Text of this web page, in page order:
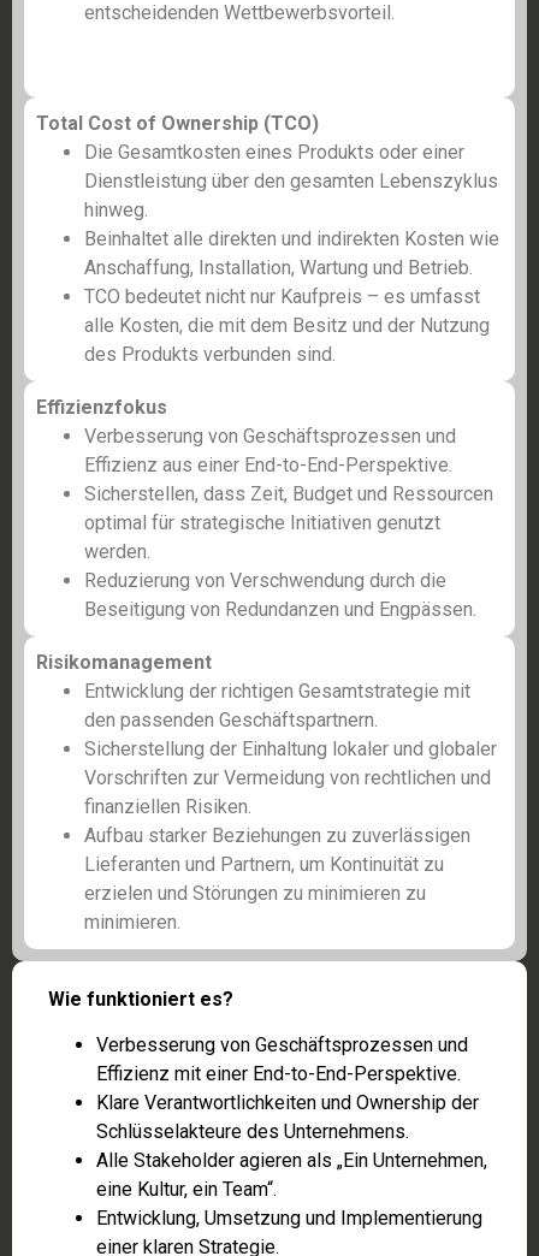
entscheidenden Wettbewerbsvorteil.
Total Cost of Ownership (TCO)
Die Gesamtkosten eines Produkts oder einer
Dienstleistung über den gesamten Lebenszyklus
hinweg.
Beinhaltet alle direkten und indirekten Kosten wie
Anschaffung, Installation, Wartung und Betrieb.
TCO bedeutet nicht nur Kaufpreis – es umfasst
alle Kosten, die mit dem Besitz und der Nutzung
des Produkts verbunden sind.
Effizienzfokus
Verbesserung von Geschäftsprozessen und
Effizienz aus einer End-to-End-Perspektive.
Sicherstellen, dass Zeit, Budget und Ressourcen
optimal für strategische Initiativen genutzt
werden.
Reduzierung von Verschwendung durch die
Beseitigung von Redundanzen und Engpässen.
Risikomanagement
Entwicklung der richtigen Gesamtstrategie mit
den passenden Geschäftspartnern.
Sicherstellung der Einhaltung lokaler und globaler
Vorschriften zur Vermeidung von rechtlichen und
finanziellen Risiken.
Aufbau starker Beziehungen zu zuverlässigen
Lieferanten und Partnern, um Kontinuität zu
erzielen und Störungen zu minimieren zu
minimieren.
Wie funktioniert es?
Verbesserung von Geschäftsprozessen und
Effizienz mit einer End-to-End-Perspektive.
Klare Verantwortlichkeiten und Ownership der
Schlüsselakteure des Unternehmens.
Alle Stakeholder agieren als „Ein Unternehmen,
eine Kultur, ein Team“.
Entwicklung, Umsetzung und Implementierung
einer klaren Strategie.